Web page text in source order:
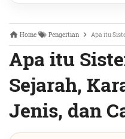
Home Pengertian Apa itu
Apa itu
Sejarah,
Jenis, dan